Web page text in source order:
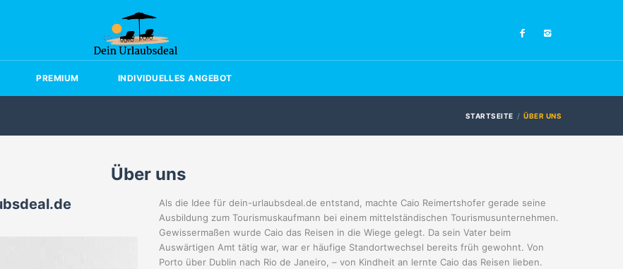
PREMIUM INDIVIDUELLES ANGEBOT
STARTSEITE ÜBER UNS
Über uns
Als die Idee für dein-urlaubsdeal.de entstand, machte Caio Reimertshofer gerade seine
Ausbildung zum Tourismuskaufmann bei einem mittelständischen Tourismusunternehmen.
Gewissermaßen wurde Caio das Reisen in die Wiege gelegt. Da sein Vater beim
Auswärtigen Amt tätig war, war er häufige Standortwechsel bereits früh gewohnt. Von
Porto über Dublin nach Rio de Janeiro, – von Kindheit an lernte Caio das Reisen lieben.